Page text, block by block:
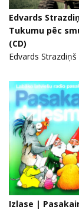
Edvards
Tukumu pēc
(CD)
Edvards Strazdiņš
Izlase |